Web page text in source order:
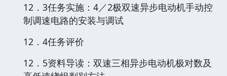
12．3任务实施：4／2极双速异步电动机手动控
制调速电路的安装与调试
12．4任务评价
12．5资料导读：双速三相异步电动机极对数及